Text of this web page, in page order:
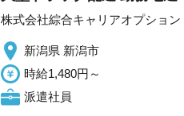
株式会社綜合キャリアオプション
新潟県 新潟市
時給1,480円～
派遣社員